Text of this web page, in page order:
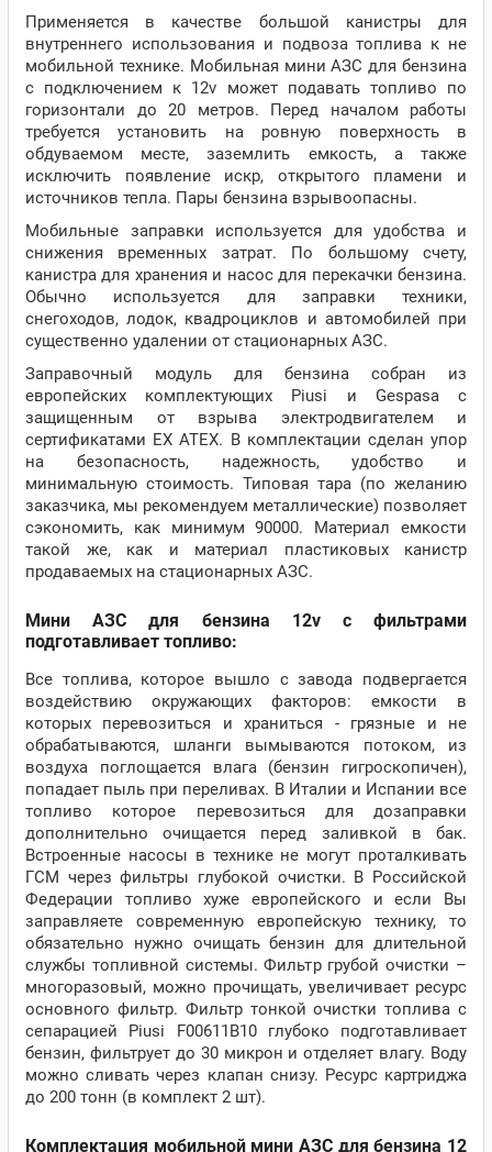
Применяется в качестве большой канистры для
внутреннего использования и подвоза топлива к не
мобильной технике. Мобильная мини АЗС для бензина
с подключением к 12v может подавать топливо по
горизонтали до 20 метров. Перед началом работы
требуется установить на ровную поверхность в
обдуваемом месте, заземлить емкость, а также
исключить появление искр, открытого пламени и
источников тепла. Пары бензина взрывоопасны.
Мобильные заправки используется для удобства и
снижения временных затрат. По большому счету,
канистра для хранения и насос для перекачки бензина.
Обычно используется для заправки техники,
снегоходов, лодок, квадроциклов и автомобилей при
существенно удалении от стационарных АЗС.
Заправочный модуль для бензина собран из
европейских комплектующих Piusi и Gespasa с
защищенным от взрыва электродвигателем и
сертификатами EX ATEX. В комплектации сделан упор
на безопасность, надежность, удобство и
минимальную стоимость. Типовая тара (по желанию
заказчика, мы рекомендуем металлические) позволяет
сэкономить, как минимум 90000. Материал емкости
такой же, как и материал пластиковых канистр
продаваемых на стационарных АЗС.
Мини АЗС для бензина 12v с фильтрами
подготавливает топливо:
Все топлива, которое вышло с завода подвергается
воздействию окружающих факторов: емкости в
которых перевозиться и храниться - грязные и не
обрабатываются, шланги вымываются потоком, из
воздуха поглощается влага (бензин гигроскопичен),
попадает пыль при переливах. В Италии и Испании все
топливо которое перевозиться для дозаправки
дополнительно очищается перед заливкой в бак.
Встроенные насосы в технике не могут проталкивать
ГСМ через фильтры глубокой очистки. В Российской
Федерации топливо хуже европейского и если Вы
заправляете современную европейскую технику, то
обязательно нужно очищать бензин для длительной
службы топливной системы. Фильтр грубой очистки –
многоразовый, можно прочищать, увеличивает ресурс
основного фильтр. Фильтр тонкой очистки топлива с
сепарацией Piusi F00611B10 глубоко подготавливает
бензин, фильтрует до 30 микрон и отделяет влагу. Воду
можно сливать через клапан снизу. Ресурс картриджа
до 200 тонн (в комплект 2 шт).
Комплектация мобильной мини АЗС для бензина 12